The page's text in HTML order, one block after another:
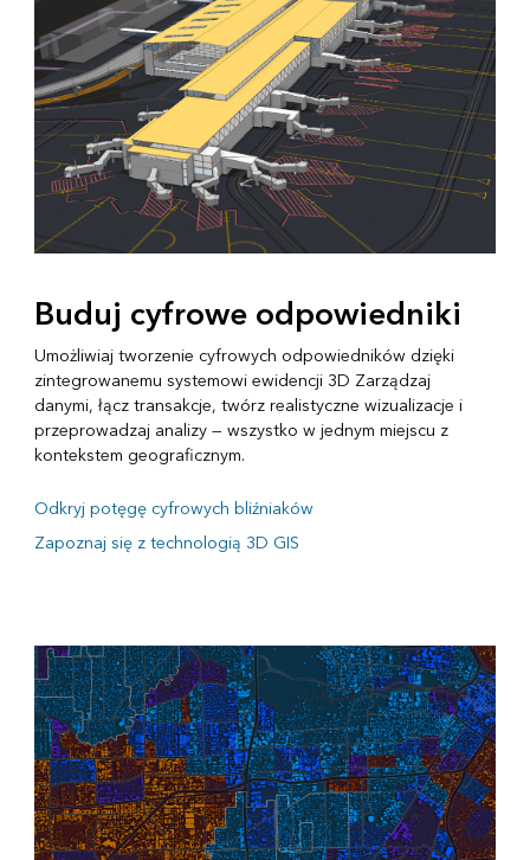
Buduj cyfrowe odpowiedniki
Umożliwiaj tworzenie cyfrowych odpowiedników dzięki
zintegrowanemu systemowi ewidencji 3D Zarządzaj
danymi, łącz transakcje, twórz realistyczne wizualizacje i
przeprowadzaj analizy — wszystko w jednym miejscu z
kontekstem geograficznym.
Odkryj potęgę cyfrowych bliźniaków
Zapoznaj się z technologią 3D GIS